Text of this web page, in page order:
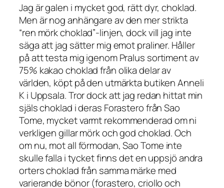
Jag är galen i mycket god, rätt dyr, choklad.
Men är nog anhängare av den mer strikta
“ren mörk choklad”-linjen, dock vill jag inte
säga att jag sätter mig emot praliner. Håller
på att testa mig igenom Pralus sortiment av
75% kakao choklad från olika delar av
världen, köpt på den utmärkta butiken Anneli
K i Uppsala. Tror dock att jag redan hittat min
själs choklad i deras Forastero från Sao
Tome, mycket varmt rekommenderad om ni
verkligen gillar mörk och god choklad. Och
om nu, mot all förmodan, Sao Tome inte
skulle falla i tycket finns det en uppsjö andra
orters choklad från samma märke med
varierande bönor (forastero, criollo och